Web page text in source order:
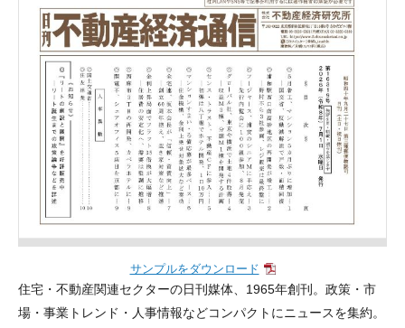
サンプルをダウンロード
住宅・不動産関連セクターの日刊媒体、1965年創刊。政策・市
場・事業トレンド・人事情報などコンパクトにニュースを集約。